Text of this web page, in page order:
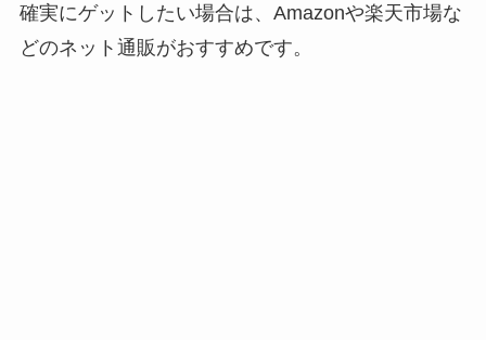
確実にゲットしたい場合は、Amazonや楽天市場な
どのネット通販がおすすめです。